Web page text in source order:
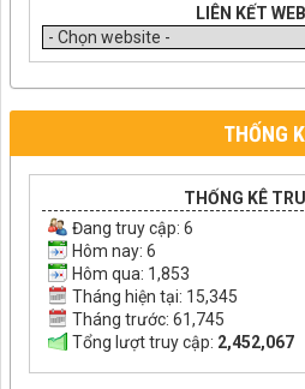
LIÊN KẾT
THỐNG
THỐNG KÊ
Đang truy cập: 6
Hôm nay: 6
Hôm qua: 1,853
Tháng hiện tại: 15,345
Tháng trước: 61,745
Tổng lượt truy cập: 2,452,067